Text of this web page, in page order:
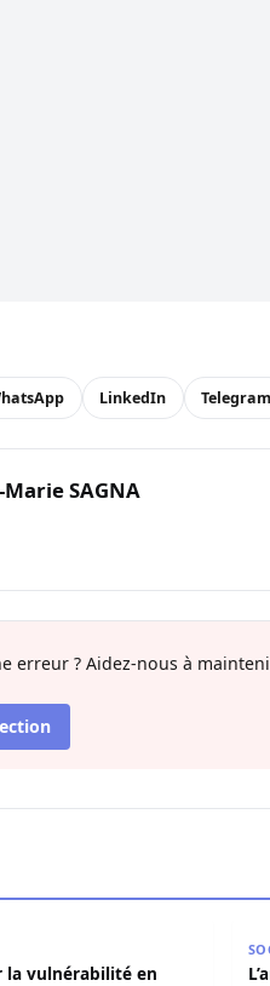
LinkedIn Telegram
Marie SAGNA
erreur ? Aidez-nous à
la vulnérabilité en